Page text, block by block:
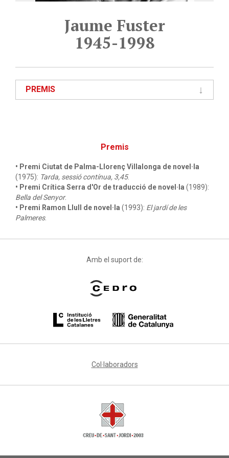
Jaume Fuster
1945-1998
PREMIS
Premis
• Premi Ciutat de Palma-Llorenç Villalonga de novel·la
(1975): Tarda, sessió contínua, 3,45.
• Premi Crítica Serra d'Or de traducció de novel·la (1989):
Bella del Senyor.
• Premi Ramon Llull de novel·la (1993): El jardí de les
Palmeres.
Amb el suport de:
Col·laboradors